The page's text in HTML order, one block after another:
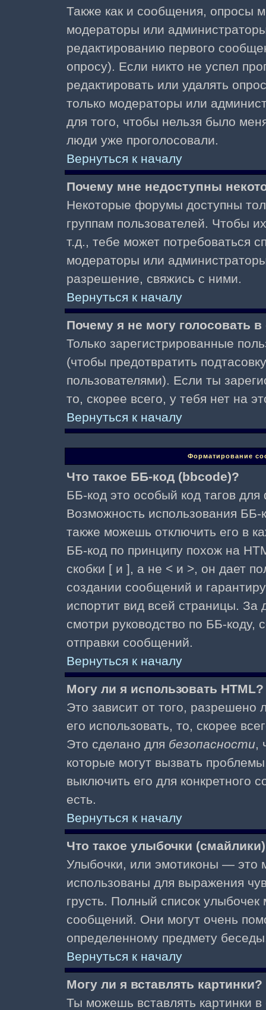
Также как и сообщения, опросы
модераторы или
редактированию первого
опросу). Если никто не успел
редактировать или удалять
только модераторы или
для того, чтобы нельзя было
люди уже проголосовали.
Вернуться к началу
Почему мне недоступны
Некоторые форумы доступны
группам пользователей. Чтобы
т.д., тебе может потребоваться
модераторы или
разрешение, свяжись с ними.
Вернуться к началу
Почему я не могу голосовать
Только зарегистрированные
(чтобы предотвратить
пользователями). Если ты
то, скорее всего, у тебя нет на
Вернуться к началу
Форматирование
Что такое ББ-код (bbcode)?
ББ-код это особый код тагов
Возможность использования
также можешь отключить его в
ББ-код по принципу похож на
скобки [ и ], а не < и >, он дает
создании сообщений и
испортит вид всей страницы.
смотри руководство по ББ-коду,
отправки сообщений.
Вернуться к началу
Могу ли я использовать HTML?
Это зависит от того,
его использовать, то, скорее
Это сделано для безопасности,
которые могут вызвать
выключить его для конкретного
есть.
Вернуться к началу
Что такое улыбочки
Улыбочки, или эмотиконы — это
использованы для выражения
грусть. Полный список
сообщений. Они могут очень
определенному предмету
Вернуться к началу
Могу ли я вставлять картинки?
Ты можешь вставлять картинки